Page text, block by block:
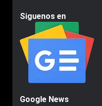
Siguenos en
Google News